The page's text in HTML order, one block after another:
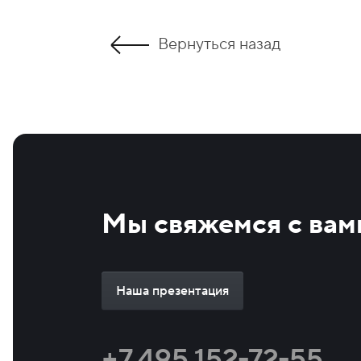
Вернуться назад
Мы свяжемся с
Наша презентация